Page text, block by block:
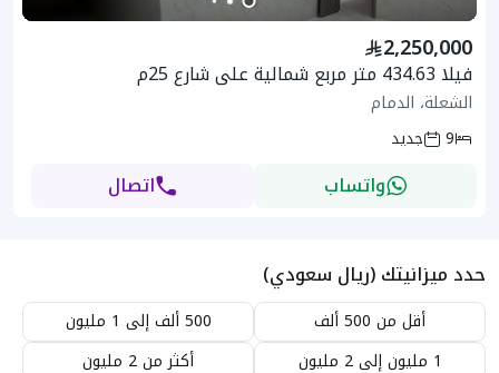
2,250,000
فيلا 434.63 متر مربع شمالية على شارع 25م
الشعلة، الدمام
9
جديد
واتساب اتصال
حدد ميزانيتك (ريال سعودي)
أقل من 500 ألف
500 ألف إلى 1 مليون
1 مليون إلى 2 مليون
أكثر من 2 مليون